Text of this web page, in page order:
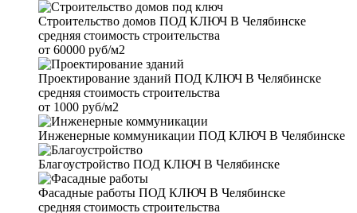
Строительство домов ПОД КЛЮЧ В Челябинске
средняя стоимость строительства
от 60000 руб/м2
Проектирование зданий ПОД КЛЮЧ В Челябинске
средняя стоимость строительства
от 1000 руб/м2
Инженерные коммуникации ПОД КЛЮЧ В Челябинске
Благоустройство ПОД КЛЮЧ В Челябинске
Фасадные работы ПОД КЛЮЧ В Челябинске
средняя стоимость строительства